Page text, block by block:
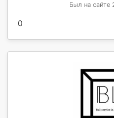
Был на сайте
0